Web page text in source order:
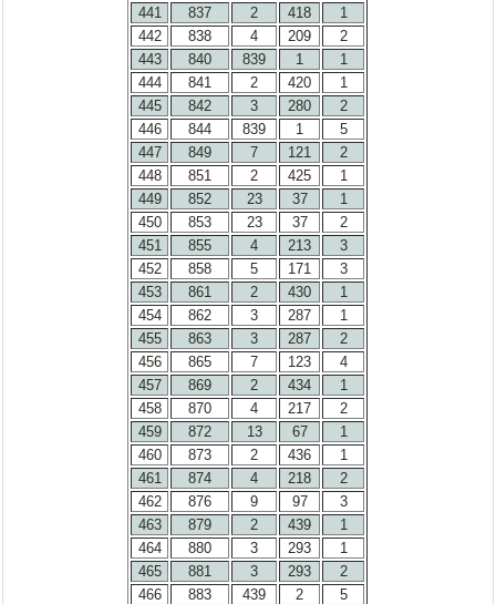
441 837 2 418
1
442
838 4 209
2
443
840 839 1
1
444
841 2 420
1
445
842 3 280
2
446
844 839 1
5
447
849 7 121
2
448
851 2 425
1
449
852 23 37
1
450
853 23 37
2
451
855 4 213
3
452
858 5 171
3
453
861 2 430
1
454
862 3 287
1
455
863 3 287
2
456
865 7 123
4
457
869 2 434
1
458
870 4 217
2
459
872 13 67
1
460
873 2 436
1
461
874 4 218
2
462
876 9 97
3
463
879 2 439
1
464
880 3 293
1
465
881 3 293
2
466
883 439 2
5